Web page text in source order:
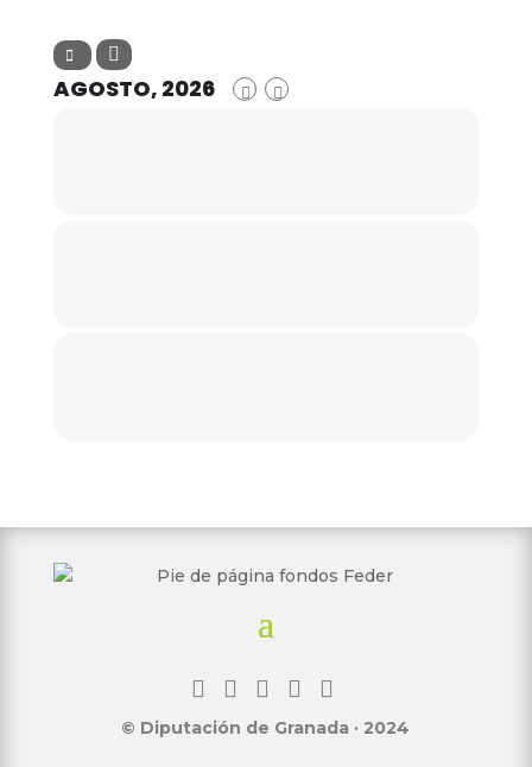
AGOSTO, 2026
© Diputación de Granada · 2024